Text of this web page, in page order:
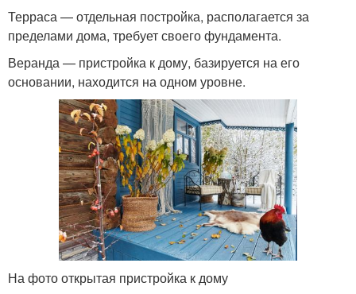
Терраса — отдельная постройка, располагается за
пределами дома, требует своего фундамента.
Веранда — пристройка к дому, базируется на его
основании, находится на одном уровне.
На фото открытая пристройка к дому